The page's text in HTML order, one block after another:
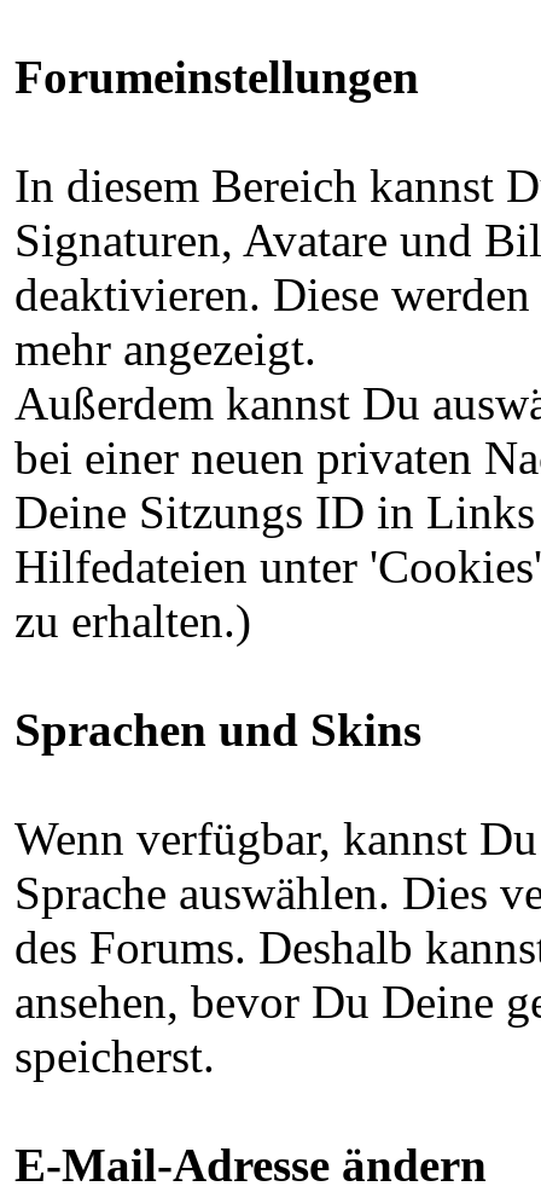
Forumeinstellungen
In diesem Bereich kannst
Signaturen, Avatare und
deaktivieren. Diese
mehr angezeigt.
Außerdem kannst Du
bei einer neuen privaten
Deine Sitzungs ID in
Hilfedateien unter
zu erhalten.)
Sprachen und Skins
Wenn verfügbar, kannst
Sprache auswählen. Dies
des Forums. Deshalb
ansehen, bevor Du Deine
speicherst.
E-Mail-Adresse ändern